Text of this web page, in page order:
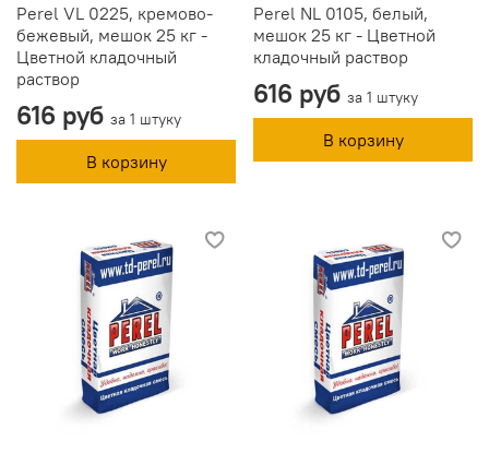
Perel VL 0225, кремово-
бежевый, мешок 25 кг -
Цветной кладочный
раствор
616 руб за 1 штуку
В корзину
Perel NL 0105, белый,
мешок 25 кг - Цветной
кладочный раствор
616 руб за 1 штуку
В корзину